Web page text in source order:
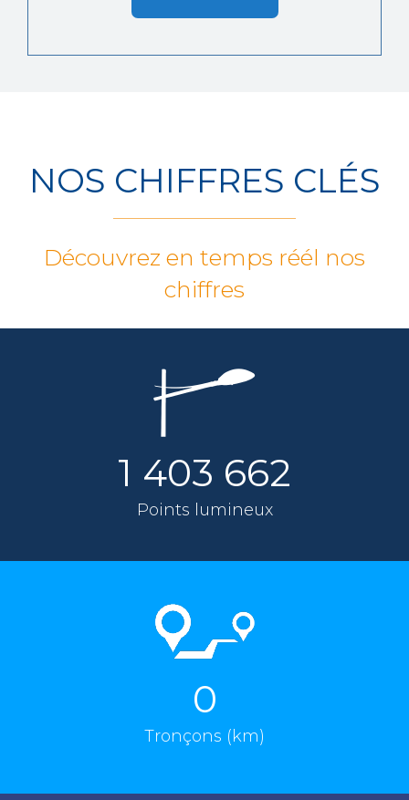
NOS CHIFFRES CLÉS
Découvrez en temps réél nos
chiffres
1 403 662
Points lumineux
0
Tronçons (km)